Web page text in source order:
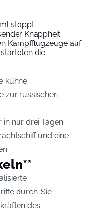
stoppt
Knappheit
Kampfflugzeuge auf
die
kühne
zur russischen
in nur drei Tagen
und eine
durch. Sie
des